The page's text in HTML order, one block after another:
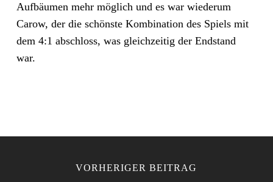
Aufbäumen mehr möglich und es war wiederum
Carow, der die schönste Kombination des Spiels mit
dem 4:1 abschloss, was gleichzeitig der Endstand
war.
VORHERIGER BEITRAG